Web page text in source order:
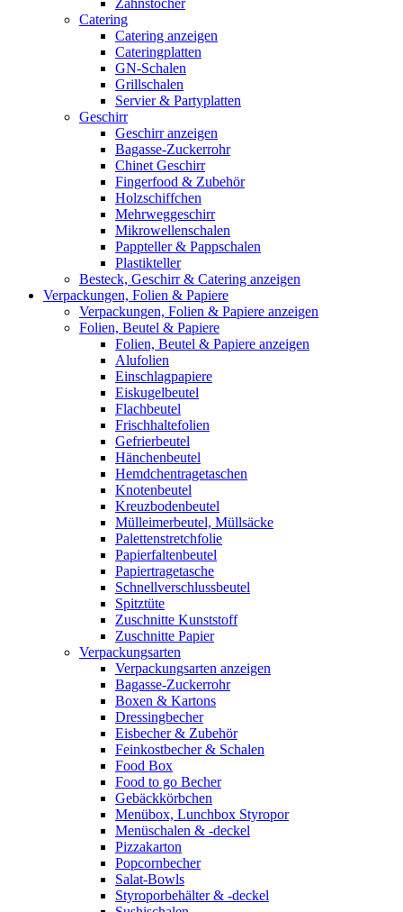
Zahnstocher
Catering
Catering anzeigen
Cateringplatten
GN-Schalen
Grillschalen
Servier & Partyplatten
Geschirr
Geschirr anzeigen
Bagasse-Zuckerrohr
Chinet Geschirr
Fingerfood & Zubehör
Holzschiffchen
Mehrweggeschirr
Mikrowellenschalen
Pappteller & Pappschalen
Plastikteller
Besteck, Geschirr & Catering anzeigen
Verpackungen, Folien & Papiere
Verpackungen, Folien & Papiere anzeigen
Folien, Beutel & Papiere
Folien, Beutel & Papiere anzeigen
Alufolien
Einschlagpapiere
Eiskugelbeutel
Flachbeutel
Frischhaltefolien
Gefrierbeutel
Hänchenbeutel
Hemdchentragetaschen
Knotenbeutel
Kreuzbodenbeutel
Mülleimerbeutel, Müllsäcke
Palettenstretchfolie
Papierfaltenbeutel
Papiertragetasche
Schnellverschlussbeutel
Spitztüte
Zuschnitte Kunststoff
Zuschnitte Papier
Verpackungsarten
Verpackungsarten anzeigen
Bagasse-Zuckerrohr
Boxen & Kartons
Dressingbecher
Eisbecher & Zubehör
Feinkostbecher & Schalen
Food Box
Food to go Becher
Gebäckkörbchen
Menübox, Lunchbox Styropor
Menüschalen & -deckel
Pizzakarton
Popcornbecher
Salat-Bowls
Styroporbehälter & -deckel